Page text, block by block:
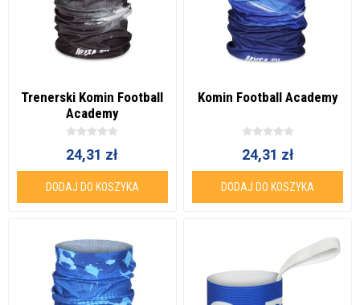
Trenerski Komin Football
Academy
24,31 zł
DODAJ DO KOSZYKA
Komin Football Academy
24,31 zł
DODAJ DO KOSZYKA